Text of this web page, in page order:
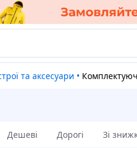
та аксесуари • Комплектуючі
Дешеві Дорогі Зі